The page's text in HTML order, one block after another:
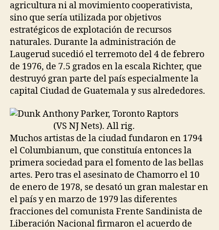
agricultura ni al movimiento cooperativista,
sino que sería utilizada por objetivos
estratégicos de explotación de recursos
naturales. Durante la administración de
Laugerud sucedió el terremoto del 4 de febrero
de 1976, de 7.5 grados en la escala Richter, que
destruyó gran parte del país especialmente la
capital Ciudad de Guatemala y sus alrededores.
Muchos artistas de la ciudad fundaron en 1794
el Columbianum, que constituía entonces la
primera sociedad para el fomento de las bellas
artes. Pero tras el asesinato de Chamorro el 10
de enero de 1978, se desató un gran malestar en
el país y en marzo de 1979 las diferentes
fracciones del comunista Frente Sandinista de
Liberación Nacional firmaron el acuerdo de